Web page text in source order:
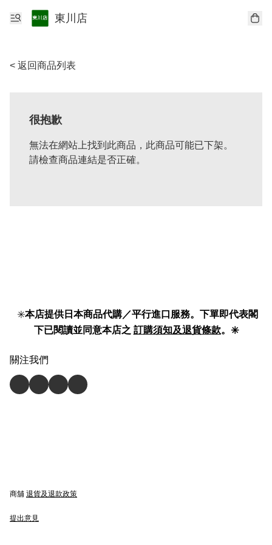
東川店
< 返回商品列表
很抱歉
無法在網站上找到此商品，此商品可能已下架。
請檢查商品連結是否正確。
✳️本店提供日本商品代購／平行進口服務。下單即代表閣
下已閱讀並同意本店之 訂購須知及退貨條款。✳️
關注我們
商舖 退貨及退款政策
提出意見